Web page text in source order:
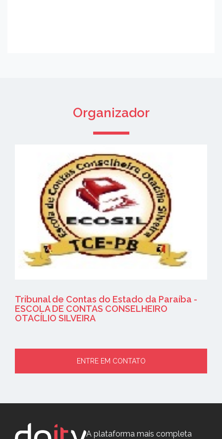
Organizador
Tribunal de Contas do Estado da Paraíba -
ESCOLA DE CONTAS CONSELHEIRO
OTACÍLIO SILVEIRA
ENTRE EM CONTATO
A plataforma mais completa